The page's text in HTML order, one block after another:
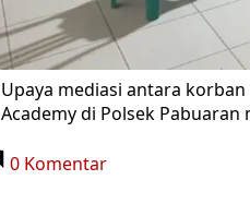
Upaya mediasi antara
Academy di Polsek
0 Komentar